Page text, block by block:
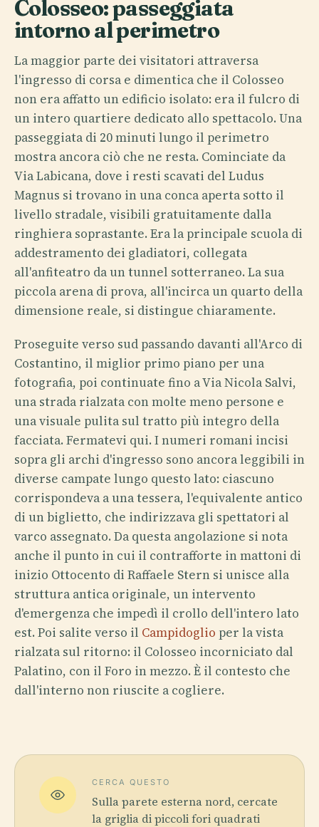
Colosseo: passeggiata
intorno al perimetro
La maggior parte dei visitatori attraversa
l'ingresso di corsa e dimentica che il Colosseo
non era affatto un edificio isolato: era il fulcro di
un intero quartiere dedicato allo spettacolo. Una
passeggiata di 20 minuti lungo il perimetro
mostra ancora ciò che ne resta. Cominciate da
Via Labicana, dove i resti scavati del Ludus
Magnus si trovano in una conca aperta sotto il
livello stradale, visibili gratuitamente dalla
ringhiera soprastante. Era la principale scuola di
addestramento dei gladiatori, collegata
all'anfiteatro da un tunnel sotterraneo. La sua
piccola arena di prova, all'incirca un quarto della
dimensione reale, si distingue chiaramente.
Proseguite verso sud passando davanti all'Arco di
Costantino, il miglior primo piano per una
fotografia, poi continuate fino a Via Nicola Salvi,
una strada rialzata con molte meno persone e
una visuale pulita sul tratto più integro della
facciata. Fermatevi qui. I numeri romani incisi
sopra gli archi d'ingresso sono ancora leggibili in
diverse campate lungo questo lato: ciascuno
corrispondeva a una tessera, l'equivalente antico
di un biglietto, che indirizzava gli spettatori al
varco assegnato. Da questa angolazione si nota
anche il punto in cui il contrafforte in mattoni di
inizio Ottocento di Raffaele Stern si unisce alla
struttura antica originale, un intervento
d'emergenza che impedì il crollo dell'intero lato
est. Poi salite verso il Campidoglio per la vista
rialzata sul ritorno: il Colosseo incorniciato dal
Palatino, con il Foro in mezzo. È il contesto che
dall'interno non riuscite a cogliere.
CERCA QUESTO
Sulla parete esterna nord, cercate
la griglia di piccoli fori quadrati